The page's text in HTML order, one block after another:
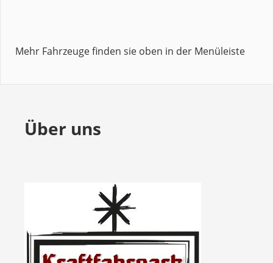
Mehr Fahrzeuge finden sie oben in der Menüleiste
Über uns